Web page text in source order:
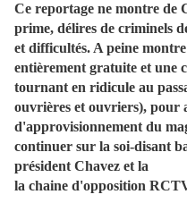
Ce reportage ne montre de
prime, délires de criminels
et difficultés. A peine
entièrement gratuite et une
tournant en ridicule au
ouvrières et ouvriers), pour
d'approvisionnement du
continuer sur la soi-disant
président Chavez et la «
la chaine d'opposition